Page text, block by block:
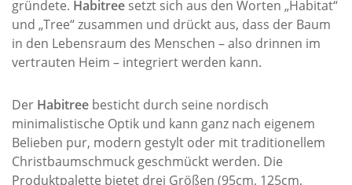
gründete. Habitree setzt sich aus den Worten „Habitat“
und „Tree“ zusammen und drückt aus, dass der Baum
in den Lebensraum des Menschen – also drinnen im
vertrauten Heim – integriert werden kann.
Der Habitree besticht durch seine nordisch
minimalistische Optik und kann ganz nach eigenem
Belieben pur, modern gestylt oder mit traditionellem
Christbaumschmuck geschmückt werden. Die
Produktpalette bietet drei Größen (95cm, 125cm,